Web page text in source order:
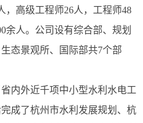
，高级工程师26人，工程师48
余人。公司设有综合部、规划
态景观所、国际部共7个部
内外近千项中小型水利水电工
成了杭州市水利发展规划、杭